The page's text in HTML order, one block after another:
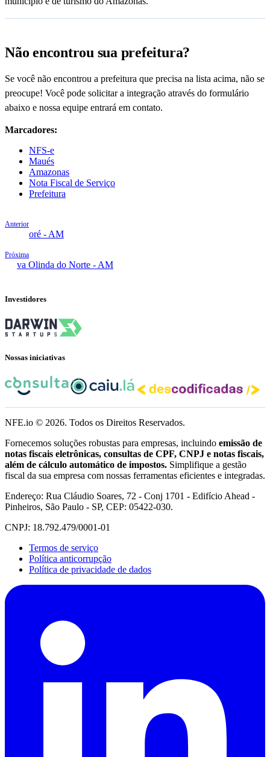
Não encontrou sua prefeitura?
Se você não encontrou a prefeitura que precisa na lista acima, não se
preocupe! Você pode solicitar a integração através do formulário
abaixo e nossa equipe entrará em contato.
Marcadores:
NFS-e
Maués
Amazonas
Nota Fiscal de Serviço
Prefeitura
Anterior
Manicoré - AM
Próxima
Nova Olinda do Norte - AM
Investidores
Nossas iniciativas
NFE.io © 2026. Todos os Direitos Reservados.
Fornecemos soluções robustas para empresas, incluindo emissão de
notas fiscais eletrônicas, consultas de CPF, CNPJ e notas fiscais,
além de cálculo automático de impostos. Simplifique a gestão
fiscal da sua empresa com nossas ferramentas eficientes e integradas.
Endereço: Rua Cláudio Soares, 72 - Conj 1701 - Edifício Ahead -
Pinheiros, São Paulo - SP, CEP: 05422-030.
CNPJ: 18.792.479/0001-01
Termos de serviço
Política anticorrupção
Política de privacidade de dados